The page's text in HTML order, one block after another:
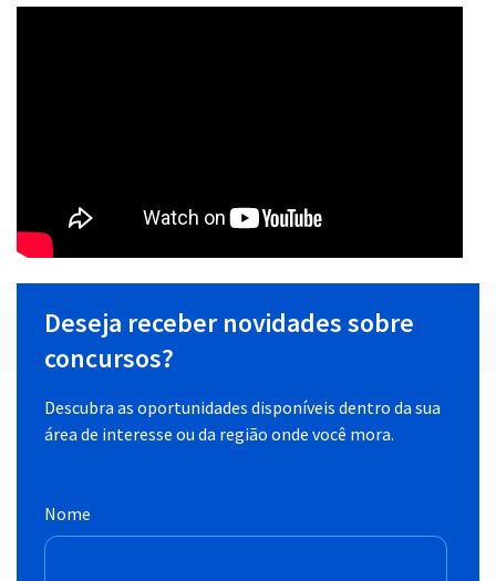
Deseja receber novidades sobre
concursos?
Descubra as oportunidades disponíveis dentro da sua
área de interesse ou da região onde você mora.
Nome